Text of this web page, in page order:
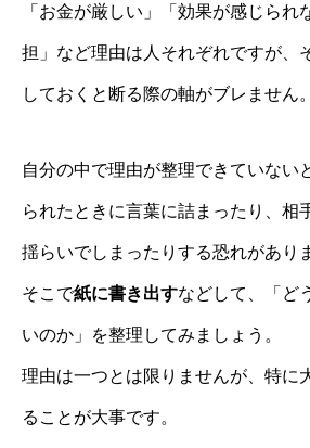
「お金が厳しい」「効果が感じられ
担」など理由は人それぞれですが、
しておくと断る際の軸がブレません。
自分の中で理由が整理できていない
られたときに言葉に詰まったり、相
揺らいでしまったりする恐れがあり
そこで紙に書き出すなどして、「ど
いのか」を整理してみましょう。
理由は一つとは限りませんが、特に
ることが大事です。